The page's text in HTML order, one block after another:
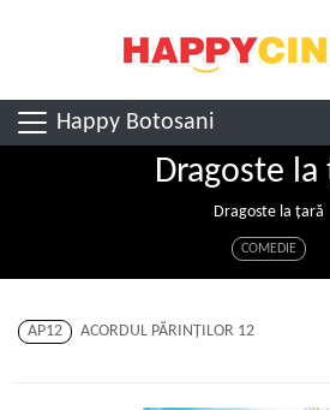
Happy Botosani
Dragoste la
Dragoste la țară
COMEDIE
AP12
ACORDUL PĂRINŢILOR 12